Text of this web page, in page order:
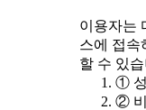
이용자는
스에 접속
할 수 있
① 성
②